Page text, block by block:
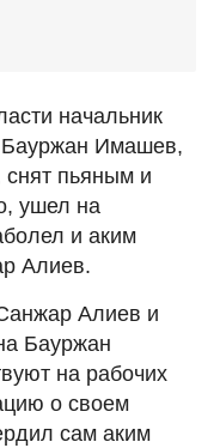
начальник
Имашев,
снят пьяным и
ушел на
и аким
Алиев.
Алиев и
Бауржан
на рабочих
о своем
сам аким